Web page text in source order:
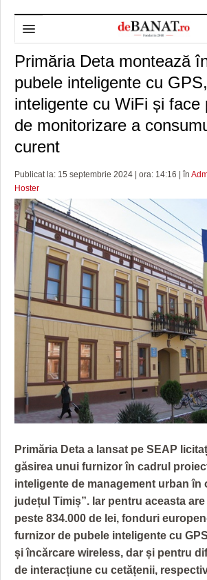
HOME
DESPRE NOI
REDACȚIA DEBANAT
POLITICA DE COOKIES
POLITICA DE CONFIDENȚIALITATE
ADMINISTRAȚIE
PRIMĂRIA TIMIŞOARA
CONSILIUL JUDEŢEAN TIMIŞ
PREFECTURA TIMIŞ
POLITICĂ
POLITICA
SPORT
POLI TIMISOARA
FOTBAL JUDETEAN
ALTE SPORTURI
OPINII
DOSARELE DEBANAT
ETICA LUCIDITĂȚII ASISTATE
JURNAL DE CAMPANIE
ZÂMBETE AMARE
GRĂDINA TAICII DOMNULUI
ZIARISTU’ DE TERASĂ
CU OIŞTEA-N KIERKEGAARD
FINANŢĂRI DE LA A LA Z
PE SURSE
TIMP LIBER ȘI CULTURĂ
TIMP LIBER
ULTRAMARIN VA RECOMANDA
CULTURA
CRONICĂ DE FILM
UNDE MERGEM
FILME DOCUMENTARE
CLIPURI VIDEO
JOCURI ONLINE
ECONOMIC
AFACERI
SĂNĂTATE
MAI MULTE
ACCIDENTE
ANUNŢURI
INFO SI UTILE
CULTURA
INVATAMANT
JUSTITIE
FILME DOCUMENTARE
CLIPURI VIDEO
JOCURI ONLINE
DIVERSE
Primăria Deta montează
pubele inteligente cu
inteligente cu WiFi și face
de monitorizare a
curent
Publicat la: 15 septembrie 2024 | ora: 14:16 | în
Hoster
Primăria Deta a lansat pe SEAP
găsirea unui furnizor în cadrul
inteligente de management urban în
județul Timiș”. Iar pentru aceasta
peste 834.000 de lei, fonduri
furnizor de pubele inteligente cu
și încărcare wireless, dar și pentru
de interacțiune cu cetățenii,